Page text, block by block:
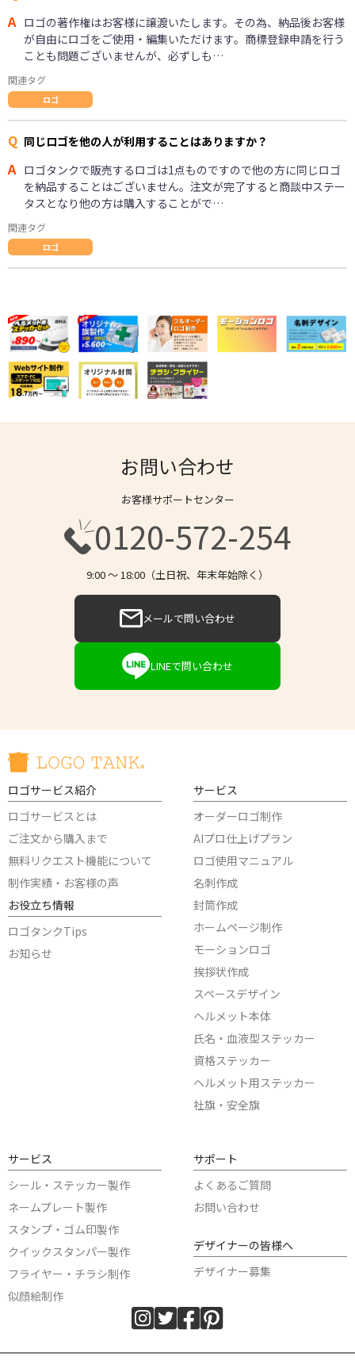
A ロゴの著作権はお客様に譲渡いたします。その為、納品後お客様
が自由にロゴをご使用・編集いただけます。商標登録申請を行う
ことも問題ございませんが、必ずしも…
関連タグ
ロゴ
Q 同じロゴを他の人が利用することはありますか？
A ロゴタンクで販売するロゴは1点ものですので他の方に同じロゴ
を納品することはございません。注文が完了すると商談中ステー
タスとなり他の方は購入することがで…
関連タグ
ロゴ
お問い合わせ
お客様サポートセンター
0120-572-254
9:00 〜 18:00（土日祝、年末年始除く）
メールで問い合わせ
LINEで問い合わせ
ロゴサービス紹介
ロゴサービスとは
ご注文から購入まで
無料リクエスト機能について
制作実績・お客様の声
お役立ち情報
ロゴタンクTips
お知らせ
サービス
オーダーロゴ制作
AIプロ仕上げプラン
ロゴ使用マニュアル
名刺作成
封筒作成
ホームページ制作
モーションロゴ
挨拶状作成
スペースデザイン
ヘルメット本体
氏名・血液型ステッカー
資格ステッカー
ヘルメット用ステッカー
社旗・安全旗
サービス
シール・ステッカー製作
ネームプレート製作
スタンプ・ゴム印製作
クイックスタンパー製作
フライヤー・チラシ制作
似顔絵制作
サポート
よくあるご質問
お問い合わせ
デザイナーの皆様へ
デザイナー募集